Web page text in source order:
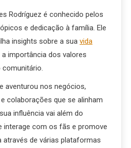
Rodríguez é conhecido pelos
e dedicação à família. Ele
insights sobre a sua vida
importância dos valores
aventurou nos negócios,
colaborações que se alinham
influência vai além do
interage com os fãs e promove
através de várias plataformas